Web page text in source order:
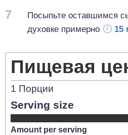
7
Посыпьте оставшимся
духовке примерно
15
Пищевая
1 Порции
Serving size
Amount per serving